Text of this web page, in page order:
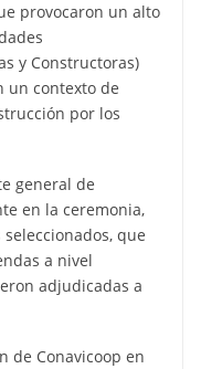
provocaron un alto
y Constructoras)
un contexto de
por los
general de
en la ceremonia,
que
a nivel
adjudicadas a
de Conavicoop en